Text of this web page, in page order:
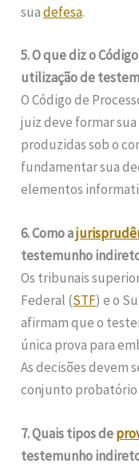
suadefesa.
5. O que diz o
utilização de
O Código de
juiz deve formar
produzidas sob o
fundamentar sua
elementos
6. Como a
testemunho
Os tribunais
Federal (STF) e o
afirmam que o
única prova para
As decisões devem
conjunto probatório
7. Quais tipos de
testemunho